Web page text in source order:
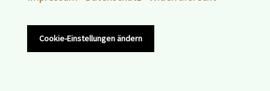
Cookie-Einstellungen ändern